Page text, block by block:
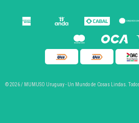
© 2026 / MUMUSO Uruguay - Un Mundo de Cosas Lindas.